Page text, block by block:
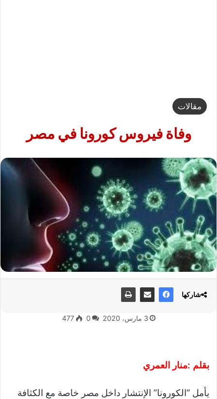
مقالات
وفاة فيروس كورونا في مصر
3 مارس، 2020 0
477
بقلم :منار العمري
يأمل “الكورونا” الإنتشار داخل مصر خاصة مع الكثافة
شاركها